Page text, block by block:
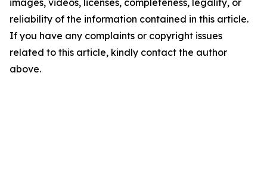
reliability of the information contained in this article.
If you have any complaints or copyright issues
related to this article, kindly contact the author
above.